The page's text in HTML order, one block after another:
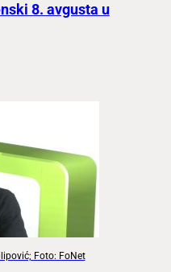
8. avgusta u
Foto: FoNet